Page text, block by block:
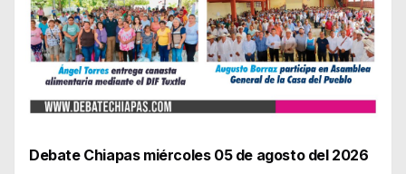
Debate Chiapas miércoles 05 de agosto del 2026